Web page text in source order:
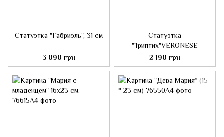
Статуэтка "Габриэль", 31 см
3 090 грн
Статуэтка
"Триптих"VERONESE
2 190 грн